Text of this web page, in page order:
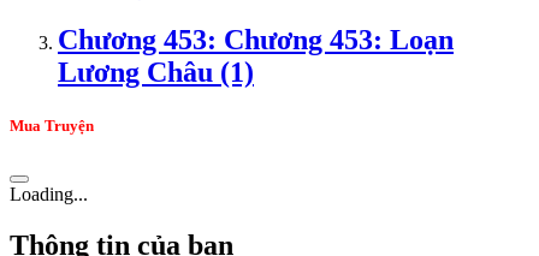
Chương 453: Chương 453: Loạn
Lương Châu (1)
Mua Truyện
Loading...
Thông tin của bạn